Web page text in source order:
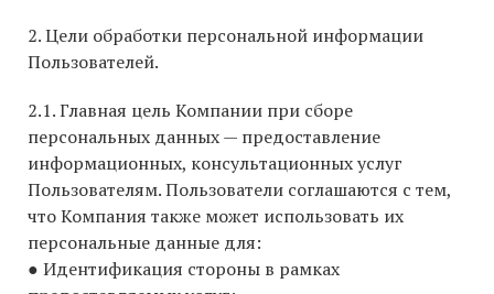
2. Цели обработки персональной информации
Пользователей.
2.1. Главная цель Компании при сборе
персональных данных — предоставление
информационных, консультационных услуг
Пользователям. Пользователи соглашаются с тем,
что Компания также может использовать их
персональные данные для:
● Идентификация стороны в рамках